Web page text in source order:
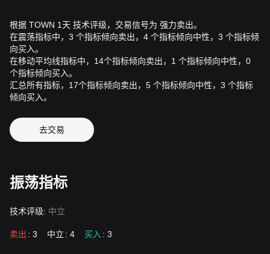
根据 TOWN 1天 技术评级，交易信号为 强力卖出。
在震荡指标中，3 个指标倾向卖出，4 个指标倾向中性，3 个指标倾
向买入。
在移动平均线指标中，14个指标倾向卖出，1 个指标倾向中性，0
个指标倾向买入。
汇总所有指标，17个指标倾向卖出，5 个指标倾向中性，3 个指标
倾向买入。
去交易
振荡指标
技术评级: 中立
卖出 : 3 中立 : 4 买入 : 3